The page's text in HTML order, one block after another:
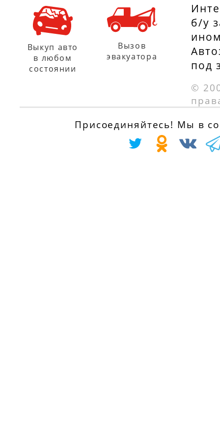
б/у
под
©
Выкуп авто
в любом
состоянии
Вызов
эвакуатора
Присоединяйтесь! Мы в